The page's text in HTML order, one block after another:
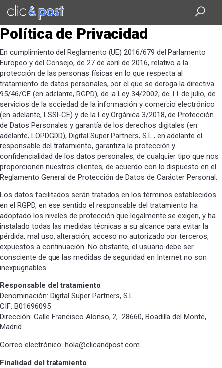
Saltar
contenido
principal
Política de Privacidad
En cumplimiento del Reglamento (UE) 2016/679 del Parlamento
Europeo y del Consejo, de 27 de abril de 2016, relativo a la
protección de las personas físicas en lo que respecta al
tratamiento de datos personales, por el que se deroga la directiva
95/46/CE (en adelante, RGPD), de la Ley 34/2002, de 11 de julio, de
servicios de la sociedad de la información y comercio electrónico
(en adelante, LSSI-CE) y de la Ley Orgánica 3/2018, de Protección
de Datos Personales y garantía de los derechos digitales (en
adelante, LOPDGDD), Digital Super Partners, S.L., en adelante el
responsable del tratamiento, garantiza la protección y
confidencialidad de los datos personales, de cualquier tipo que nos
proporcionen nuestros clientes, de acuerdo con lo dispuesto en el
Reglamento General de Protección de Datos de Carácter Personal.
Los datos facilitados serán tratados en los términos establecidos
en el RGPD, en ese sentido el responsable del tratamiento ha
adoptado los niveles de protección que legalmente se exigen, y ha
instalado todas las medidas técnicas a su alcance para evitar la
pérdida, mal uso, alteración, acceso no autorizado por terceros,
expuestos a continuación. No obstante, el usuario debe ser
consciente de que las medidas de seguridad en Internet no son
inexpugnables.
Responsable del tratamiento
Denominación: Digital Super Partners, S.L.
CIF: B01696095
Dirección: Calle Francisco Alonso, 2, 28660, Boadilla del Monte,
Madrid
Correo electrónico: hola@clicandpost.com
Finalidad del tratamiento